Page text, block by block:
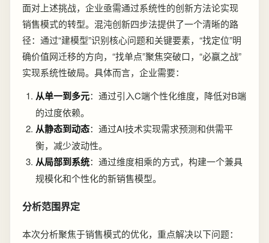
面对上述挑战，企业亟需通过系统性的创新方法论实现
销售模式的转型。混沌创新四步法提供了一个清晰的路
径：通过“建模型”识别核心问题和关键要素，“找定位”明
确价值网迁移的方向，“找单点”聚焦突破口，“必赢之战”
实现系统性破局。具体而言，企业需要：
从单一到多元：通过引入C端个性化维度，降低对B端
的过度依赖。
从静态到动态：通过AI技术实现需求预测和供需平
衡，减少波动性。
从局部到系统：通过维度相乘的方式，构建一个兼具
规模化和个性化的新销售模型。
分析范围界定
本次分析聚焦于销售模式的优化，重点解决以下问题：